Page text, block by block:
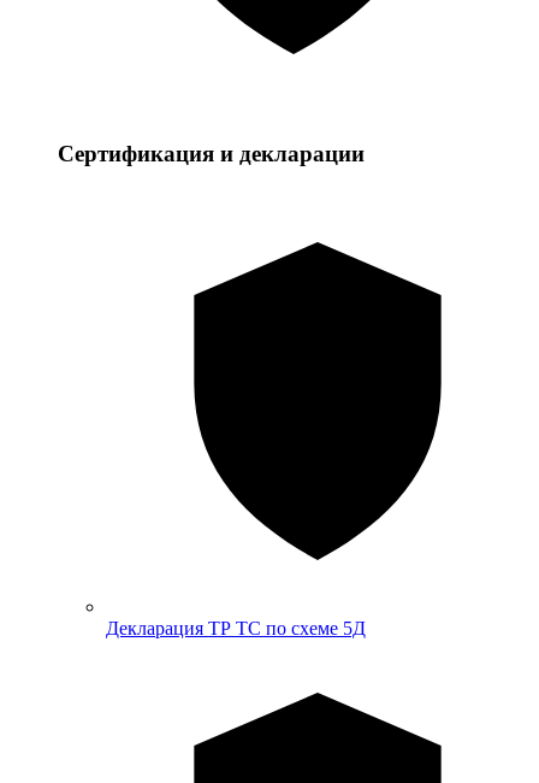
Сертификация и декларации
Декларация ТР ТС по схеме 5Д